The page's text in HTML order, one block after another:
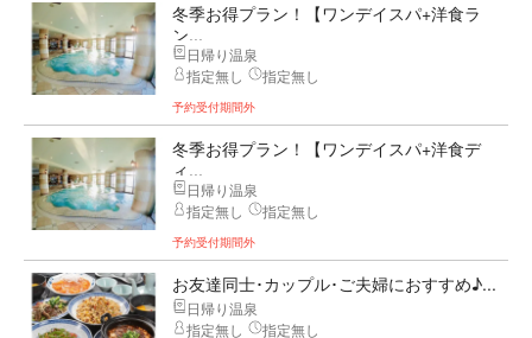
冬季お得プラン！【ワンデイスパ+洋食ラ
ン...
日帰り温泉
指定無し
指定無し
予約受付期間外
冬季お得プラン！【ワンデイスパ+洋食デ
ィ...
日帰り温泉
指定無し
指定無し
予約受付期間外
お友達同士･カップル･ご夫婦におすすめ♪...
日帰り温泉
指定無し
指定無し